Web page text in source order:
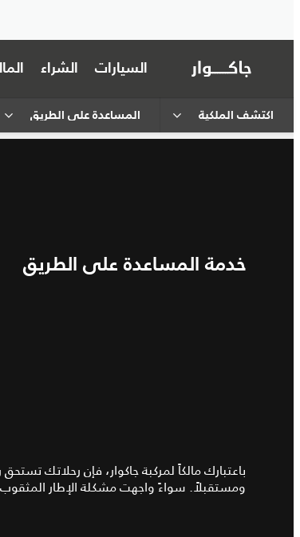
السيارات الشراء
اكتشف الملكية المساعدة على الطريق
خدمة المساعدة على الطريق
باعتبارك مالكاً لمركبة جاكوار، فإن رحلاتك
ومستقبلاً. سواءً واجهت مشكلة الإطار المثقوب،